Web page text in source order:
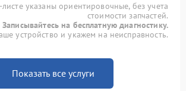
указаны ориентировочные, без учета
стоимости запчастей.
Записывайтесь на бесплатную диагностику.
устройство и укажем на неисправность.
Показать все услуги